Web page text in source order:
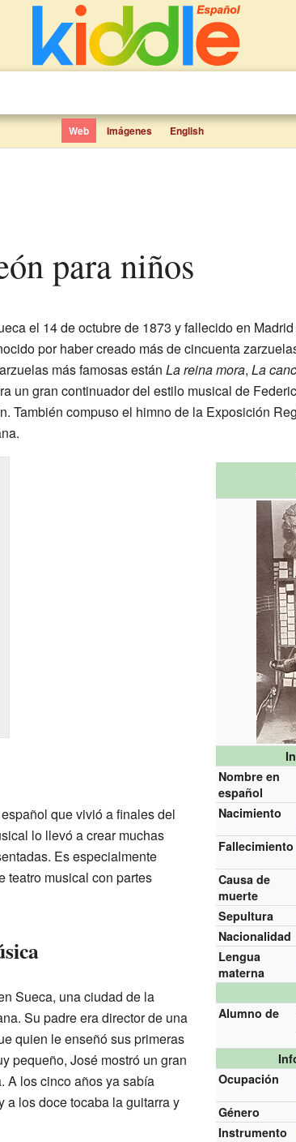
Web Imágenes English
para niños
el 14 de octubre de 1873 y fallecido en
por haber creado más de cincuenta
más famosas están La reina mora, La
un gran continuador del estilo musical de
También compuso el himno de la Exposición
Nombre en
español
Nacimiento
Fallecimiento
Causa de
muerte
Sepultura
Nacionalidad
Lengua
materna
Alumno de
Ocupación
Género
Instrumento
que vivió a finales del
lo llevó a crear muchas
Es especialmente
teatro musical con partes
Sueca, una ciudad de la
Su padre era director de una
quien le enseñó sus primeras
pequeño, José mostró un gran
A los cinco años ya sabía
a los doce tocaba la guitarra y